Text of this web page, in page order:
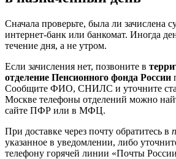
Сначала проверьте, была ли зачислена
интернет-банк или банкомат. Иногда
течение дня, а не утром.
Если зачисления нет, позвоните в
отделение Пенсионного фонда России
Сообщите ФИО, СНИЛС и уточните
Москве телефоны отделений можно
сайте ПФР или в МФЦ.
При доставке через почту обратитесь в
указанное в уведомлении, либо
телефону горячей линии «Почты